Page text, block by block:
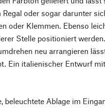
oder sogar darunter
oder Klemmen. Ebenso
Stelle positioniert
neu arrangieren
Ein italienischer Entwurf mit
beleuchtete Ablage im